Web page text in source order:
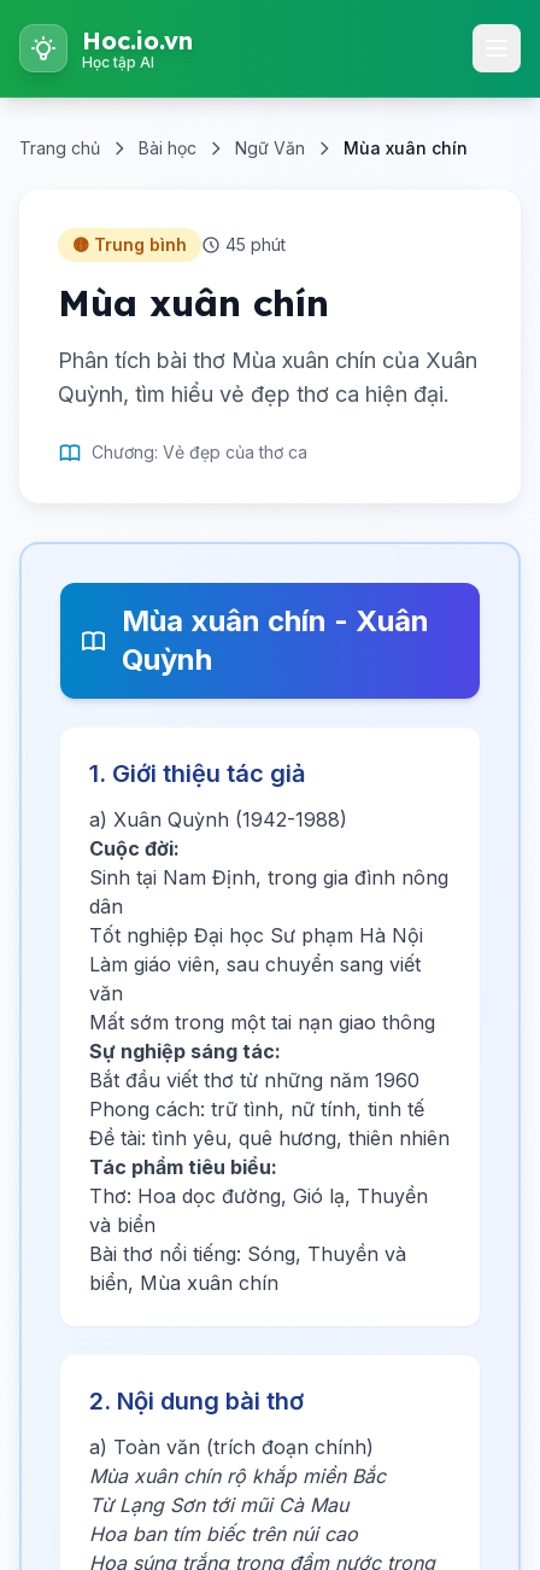
Hoc.io.vn
Học tập AI
Trang chủ Bài học Ngữ Văn Mùa xuân chín
🟡 Trung bình 45 phút
Mùa xuân chín
Phân tích bài thơ Mùa xuân chín của Xuân
Quỳnh, tìm hiểu vẻ đẹp thơ ca hiện đại.
Chương: Vẻ đẹp của thơ ca
Mùa xuân chín - Xuân
Quỳnh
1. Giới thiệu tác giả
a) Xuân Quỳnh (1942-1988)
Cuộc đời:
Sinh tại Nam Định, trong gia đình nông
dân
Tốt nghiệp Đại học Sư phạm Hà Nội
Làm giáo viên, sau chuyển sang viết
văn
Mất sớm trong một tai nạn giao thông
Sự nghiệp sáng tác:
Bắt đầu viết thơ từ những năm 1960
Phong cách: trữ tình, nữ tính, tinh tế
Đề tài: tình yêu, quê hương, thiên nhiên
Tác phẩm tiêu biểu:
Thơ: Hoa dọc đường, Gió lạ, Thuyền
và biển
Bài thơ nổi tiếng: Sóng, Thuyền và
biển, Mùa xuân chín
2. Nội dung bài thơ
a) Toàn văn (trích đoạn chính)
Mùa xuân chín rộ khắp miền Bắc
Từ Lạng Sơn tới mũi Cà Mau
Hoa ban tím biếc trên núi cao
Hoa súng trắng trong đầm nước trong